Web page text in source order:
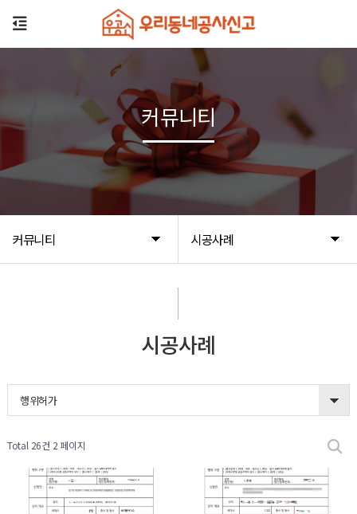
커뮤니티 시공사례
커뮤니티
시공사례
행위허가
Total 26건 2 페이지